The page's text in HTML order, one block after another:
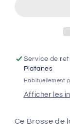
Service de
Platanes
Habituellement
Afficher les
Ce Brosse de